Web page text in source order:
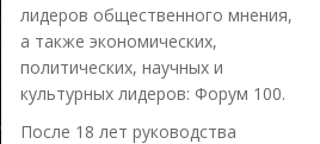
лидеров общественного мнения,
а также экономических,
политических, научных и
культурных лидеров: Форум 100.
После 18 лет руководства